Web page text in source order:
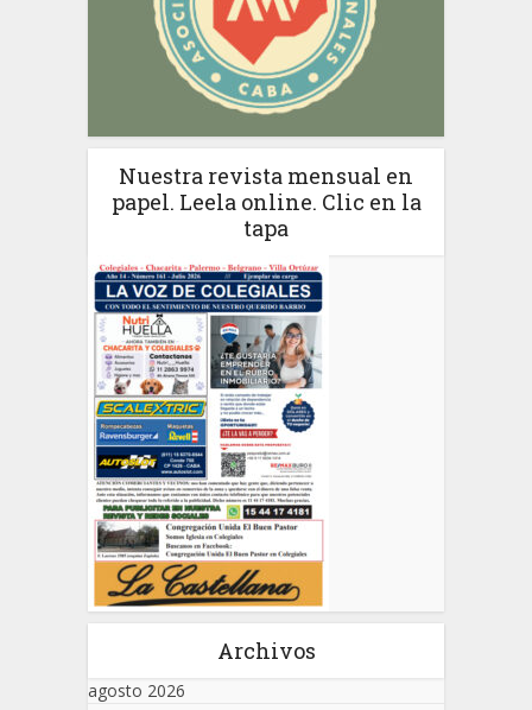
Nuestra revista mensual en
papel. Leela online. Clic en la
tapa
Archivos
agosto 2026